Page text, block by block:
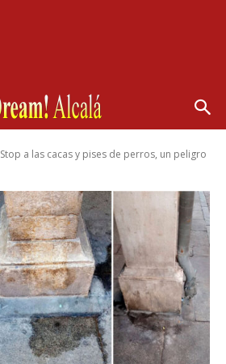
Stop a las cacas y pises de perros, un peligro